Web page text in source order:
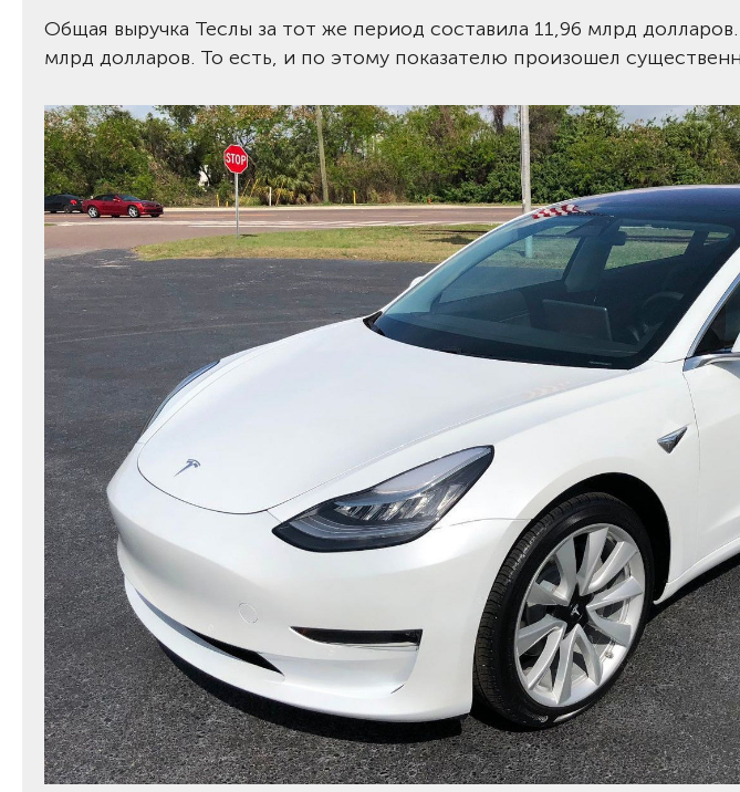
Общая выручка Теслы за тот же период составила 11,96 млрд
млрд долларов. То есть, и по этому показателю произошел